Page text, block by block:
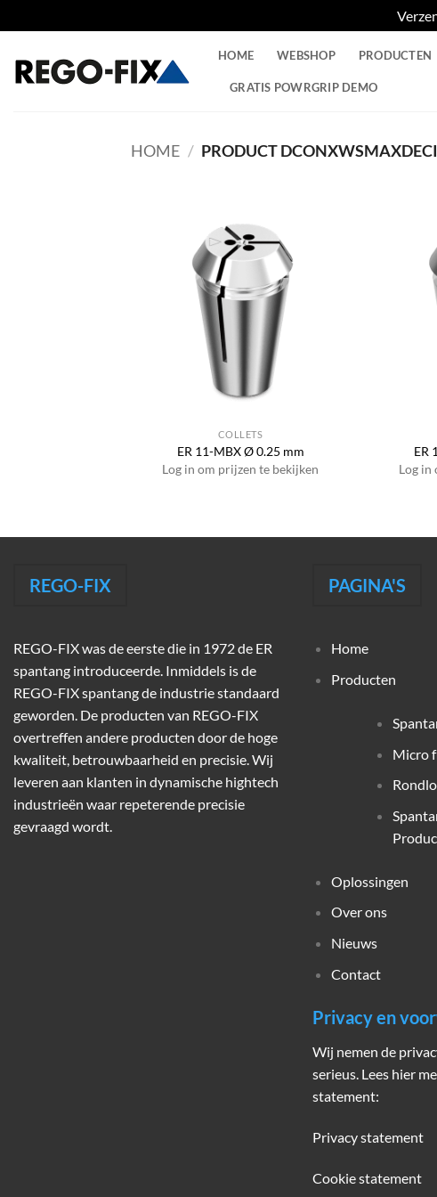
naar
inhoud
HOME WEBSHOP PRODUCTEN
GRATIS POWRGRIP DEMO
HOME / PRODUCT
COLLETS
ER 11-MBX Ø 0.25 mm
Log in om prijzen te bekijken
ER
Log in
REGO-FIX
REGO-FIX was de eerste die in 1972 de ER
spantang introduceerde. Inmiddels is de
REGO-FIX spantang de industrie standaard
geworden. De producten van REGO-FIX
overtreffen andere producten door de hoge
kwaliteit, betrouwbaarheid en precisie. Wij
leveren aan klanten in dynamische hightech
industrieën waar repeterende precisie
gevraagd wordt.
PAGINA'S
Home
Producten
Micro
Oplossingen
Over ons
Nieuws
Contact
Privacy en
Wij nemen de
serieus. Lees hier
statement:
Privacy statement
Cookie statement